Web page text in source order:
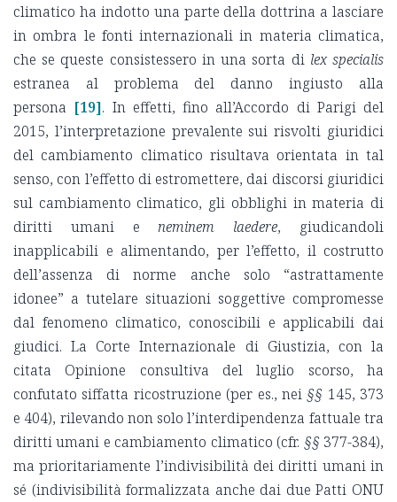
climatico ha indotto una parte della dottrina a lasciare
in ombra le fonti internazionali in materia climatica,
che se queste consistessero in una sorta di lex specialis
estranea al problema del danno ingiusto alla
persona [19]. In effetti, fino all’Accordo di Parigi del
2015, l’interpretazione prevalente sui risvolti giuridici
del cambiamento climatico risultava orientata in tal
senso, con l’effetto di estromettere, dai discorsi giuridici
sul cambiamento climatico, gli obblighi in materia di
diritti umani eneminem laedere, giudicandoli
inapplicabili e alimentando, per l’effetto, il costrutto
dell’assenza di norme anche solo “astrattamente
idonee” a tutelare situazioni soggettive compromesse
dal fenomeno climatico, conoscibili e applicabili dai
giudici. La Corte Internazionale di Giustizia, con la
citata Opinione consultiva del luglio scorso, ha
confutato siffatta ricostruzione (per es., nei §§ 145, 373
e 404), rilevando non solo l’interdipendenza fattuale tra
diritti umani e cambiamento climatico (cfr. §§ 377-384),
ma prioritariamente l’indivisibilità dei diritti umani in
sé (indivisibilità formalizzata anche dai due Patti ONU